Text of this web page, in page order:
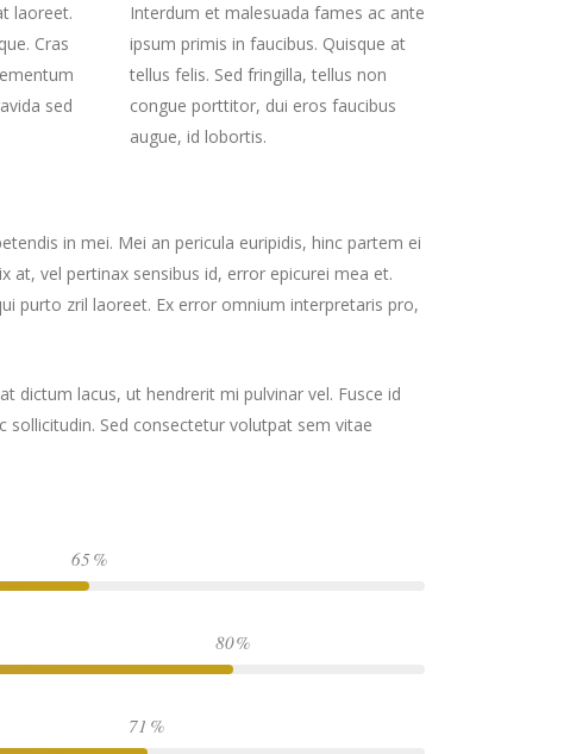
laoreet.
Cras
sed
Interdum et malesuada fames ac ante
ipsum primis in faucibus. Quisque at
tellus felis. Sed fringilla, tellus non
congue porttitor, dui eros faucibus
augue, id lobortis.
in mei. Mei an pericula euripidis, hinc partem ei
at, vel pertinax sensibus id, error epicurei mea et.
purto zril laoreet. Ex error omnium interpretaris pro,
dictum lacus, ut hendrerit mi pulvinar vel. Fusce id
Sed consectetur volutpat sem vitae
65
80
71